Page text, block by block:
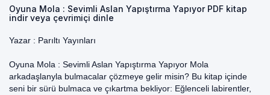
Oyuna Mola : Sevimli Aslan Yapıştırma Yapıyor PDF kitap
indir veya çevrimiçi dinle
Yazar : Parıltı Yayınları
Oyuna Mola : Sevimli Aslan Yapıştırma Yapıyor Mola
arkadaşlanyla bulmacalar çözmeye gelir misin? Bu kitap içinde
seni bir sürü bulmaca ve çıkartma bekliyor: Eğlenceli labirentler,